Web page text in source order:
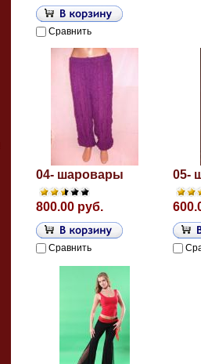
Сравнить
04- шаровары
800.00 руб.
Сравнить
05-